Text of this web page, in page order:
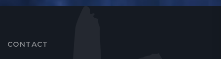
CONTACT